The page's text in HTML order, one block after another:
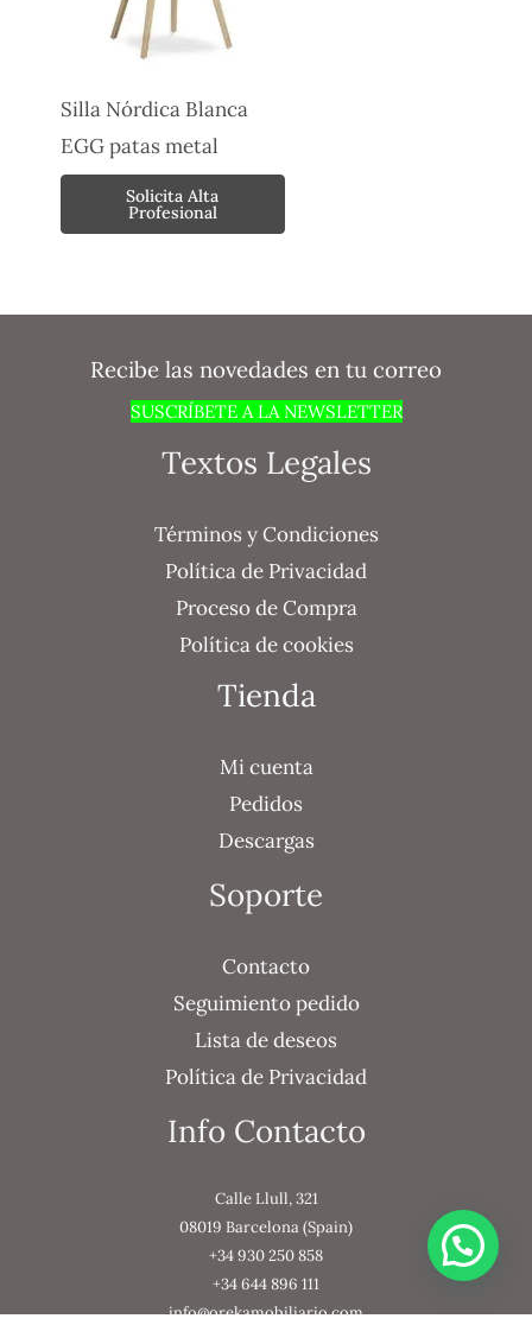
Silla Nórdica Blanca
EGG patas metal
Solicita Alta
Profesional
Recibe las novedades en tu correo
SUSCRÍBETE A LA NEWSLETTER
Textos Legales
Términos y Condiciones
Política de Privacidad
Proceso de Compra
Política de cookies
Tienda
Mi cuenta
Pedidos
Descargas
Soporte
Contacto
Seguimiento pedido
Lista de deseos
Política de Privacidad
Info Contacto
Calle Llull, 321
08019 Barcelona (Spain)
+34 930 250 858
+34 644 896 111
info@orekamobiliario.com